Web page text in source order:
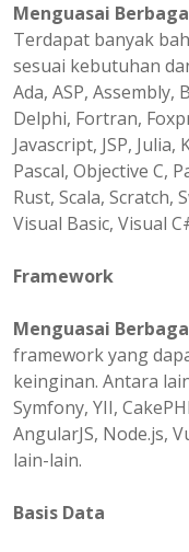
Menguasai
Terdapat banyak
sesuai kebutuhan
Ada, ASP, Assembly,
Delphi, Fortran,
Javascript, JSP,
Pascal, Objective C,
Rust, Scala, Scratch,
Visual Basic, Visual
Framework
Menguasai
framework yang
keinginan. Antara
Symfony, YII,
AngularJS, Node.js,
lain-lain.
Basis Data